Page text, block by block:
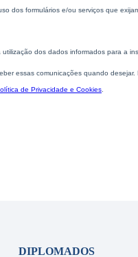
DIPLOMADOS